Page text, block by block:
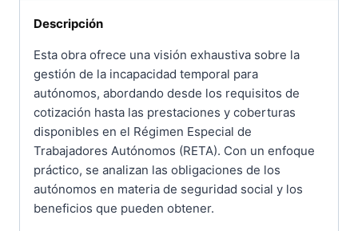
Descripción
Esta obra ofrece una visión exhaustiva sobre la
gestión de la incapacidad temporal para
autónomos, abordando desde los requisitos de
cotización hasta las prestaciones y coberturas
disponibles en el Régimen Especial de
Trabajadores Autónomos (RETA). Con un enfoque
práctico, se analizan las obligaciones de los
autónomos en materia de seguridad social y los
beneficios que pueden obtener.